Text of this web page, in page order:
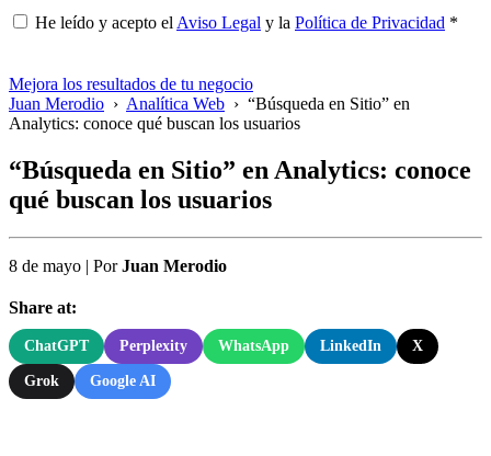
He leído y acepto el Aviso Legal y la Política de Privacidad *
Mejora los resultados de tu negocio
Juan Merodio › Analítica Web › “Búsqueda en Sitio” en
Analytics: conoce qué buscan los usuarios
“Búsqueda en Sitio” en Analytics: conoce
qué buscan los usuarios
8 de mayo | PorJuan Merodio
Share at:
ChatGPT Perplexity WhatsApp LinkedIn X
Grok Google AI